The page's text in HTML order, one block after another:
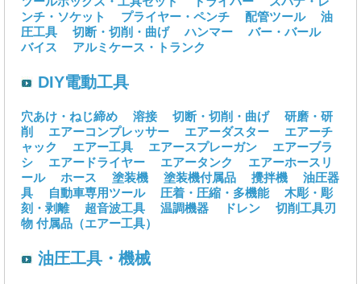
ンチ・ソケット
プライヤー・ペンチ 配管ツール
油
圧工具
切断・切削・曲げ ハンマー
バー・バール
バイス
アルミケース・トランク
DIY電動工具
穴あけ・ねじ締め 溶接 切断・切削・曲げ
研磨・研
削
エアーコンプレッサー エアーダスター
エアーチ
ャック
エアー工具 エアースプレーガン
エアーブラ
シ
エアードライヤー エアータンク
エアーホースリ
ール
ホース 塗装機 塗装機付属品 攪拌機
油圧器
具
自動車専用ツール 圧着・圧縮・多機能
木彫・彫
刻・剥離
超音波工具 温調機器 ドレン
切削工具刃
物 付属品（エアー工具）
油圧工具・機械